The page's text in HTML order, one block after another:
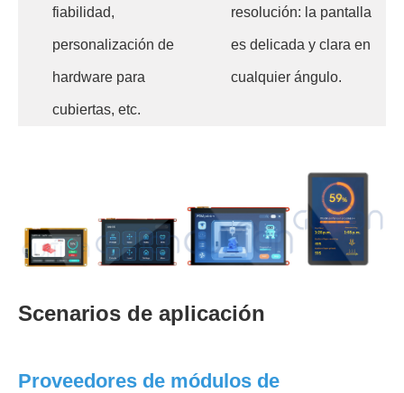
fiabilidad,
personalización de
hardware para
cubiertas, etc.
resolución: la pantalla
es delicada y clara en
cualquier ángulo.
Scenarios de aplicación
Proveedores de módulos de